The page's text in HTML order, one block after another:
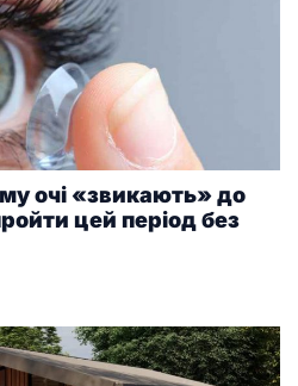
очі «звикають» до
цей період без